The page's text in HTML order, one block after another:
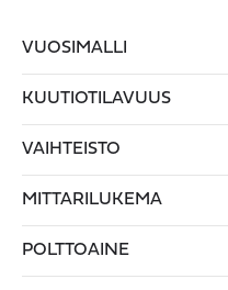
VUOSIMALLI
KUUTIOTILAVUUS
VAIHTEISTO
MITTARILUKEMA
POLTTOAINE